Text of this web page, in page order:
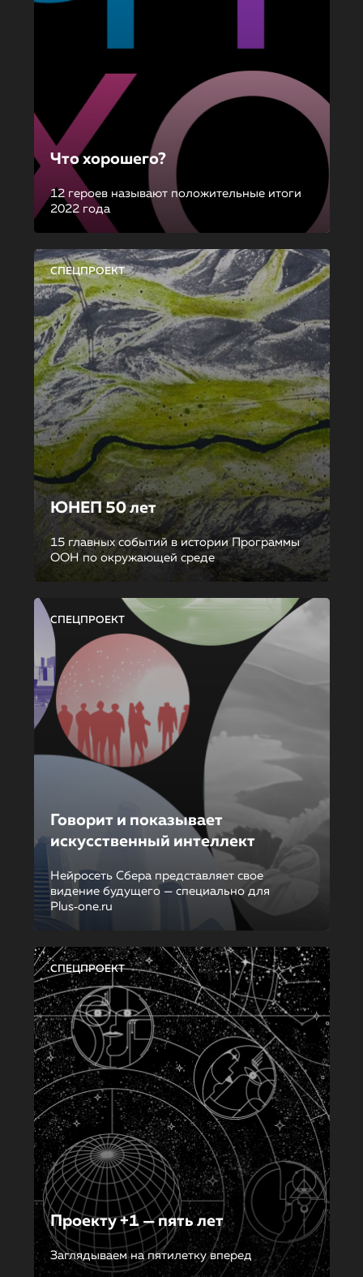
Что хорошего?
12 героев называют положительные итоги
2022 года
СПЕЦПРОЕКТ
ЮНЕП 50 лет
15 главных событий в истории Программы
ООН по окружающей среде
СПЕЦПРОЕКТ
Говорит и показывает
искусственный интеллект
Нейросеть Сбера представляет свое
видение будущего — специально для
Plus‑one.ru
СПЕЦПРОЕКТ
Проекту +1 — пять лет
Заглядываем на пятилетку вперед